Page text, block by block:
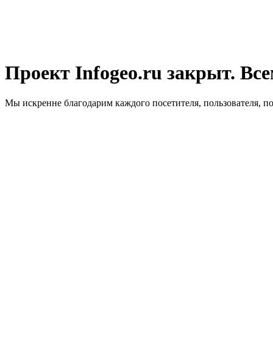
Проект Infogeo.ru закрыт.
Мы искренне благодарим каждого посетителя, пользователя,